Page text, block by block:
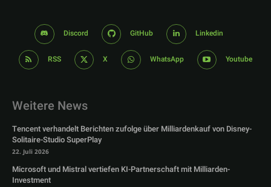
Discord GitHub Linkedin
RSS X WhatsApp Youtube
Weitere News
Tencent verhandelt Berichten zufolge über Milliardenkauf von Disney-
Solitaire-Studio SuperPlay
22. Juli 2026
Microsoft und Mistral vertiefen KI-Partnerschaft mit Milliarden-
Investment